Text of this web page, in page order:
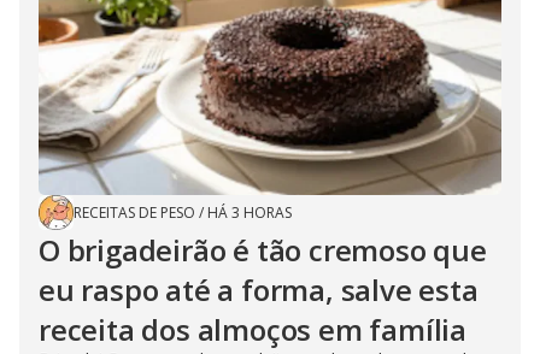
RECEITAS DE PESO / HÁ 3 HORAS
O brigadeirão é tão cremoso que
eu raspo até a forma, salve esta
receita dos almoços em família